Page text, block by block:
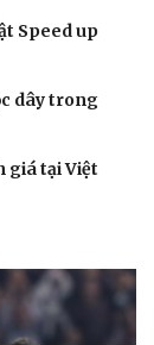
Speed up
dây trong
giá tại Việt